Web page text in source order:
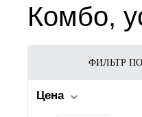
Комбо,
ФИЛЬТР
Цена